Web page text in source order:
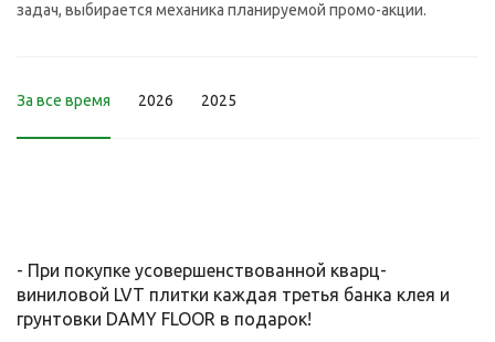
задач, выбирается механика планируемой промо-акции.
За все время 2026 2025
- При покупке усовершенствованной кварц-
виниловой LVT плитки каждая третья банка клея и
грунтовки DAMY FLOOR в подарок!